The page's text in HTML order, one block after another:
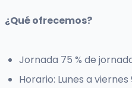
¿Qué ofrecemos?
Jornada 75 % de
Horario: Lunes a viernes